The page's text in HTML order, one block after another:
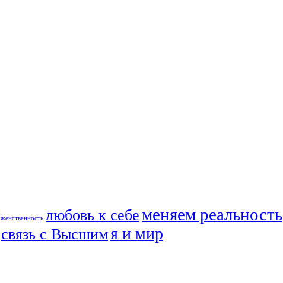
женственность любовь к себеменяем реальность
связь с Высшимя и мир